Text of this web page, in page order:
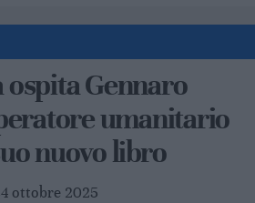
ospita Gennaro
umanitario
nuovo libro
ottobre 2025